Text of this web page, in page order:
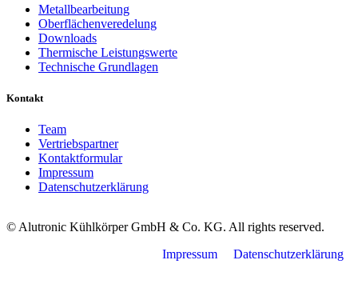
Metallbearbeitung
Oberflächenveredelung
Downloads
Thermische Leistungswerte
Technische Grundlagen
Kontakt
Team
Vertriebspartner
Kontaktformular
Impressum
Datenschutzerklärung
© Alutronic Kühlkörper GmbH & Co. KG. All rights reserved.
Impressum
Datenschutzerklärung